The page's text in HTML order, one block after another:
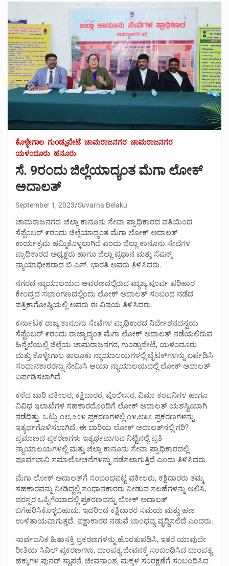
ಕೊಳ್ಳೇಗಾಲ ಗುಂಡ್ಲುಪೇಟೆ ಚಾಮರಾಜನಗರ ಚಾಮರಾಜನಗರ
ಯಳಂದೂರು ಹನೂರು
ಸೆ. 9ರಂದು ಜಿಲ್ಲೆಯಾದ್ಯಂತ ಮೆಗಾ ಲೋಕ್
ಅದಾಲತ್
September 1, 2023 Suvarna Belaku
ಚಾಮರಾಜನಗರ: ಜಿಲ್ಲಾ ಕಾನೂನು ಸೇವಾ ಪ್ರಾಧಿಕಾರದ ವತಿಯಿಂದ
ಸೆಪ್ಟೆಂಬರ್ ೯ರಂದು ಜಿಲ್ಲೆಯಾದ್ಯಂತ ಮೆಗಾ ಲೋಕ್ ಅದಾಲತ್
ಕಾರ್ಯಕ್ರಮ ಹಮ್ಮಿಕೊಳ್ಳಲಾಗಿದೆ ಎಂದು ಜಿಲ್ಲಾ ಕಾನೂನು ಸೇವೆಗಳ
ಪ್ರಾಧಿಕಾರದ ಅಧ್ಯಕ್ಷರು ಹಾಗೂ ಜಿಲ್ಲಾ ಪ್ರಧಾನ ಮತ್ತು ಸೆಷನ್ಸ್
ನ್ಯಾಯಾಧೀಶರಾದ ಬಿ.ಎಸ್. ಭಾರತಿ ಅವರು ತಿಳಿಸಿದರು.
ನಗರದ ನ್ಯಾಯಾಲಯದ ಆವರಣದಲ್ಲಿರುವ ವ್ಯಾಜ್ಯ ಪೂರ್ವ ಪರಿಹಾರ
ಕೇಂದ್ರದ ಸಭಾಂಗಣದಲ್ಲಿಂದು ಲೋಕ್ ಅದಾಲತ್ ಸಂಬಂಧ ನಡೆದ
ಪತ್ರಿಕಾಗೋಷ್ಠಿಯಲ್ಲಿ ಅವರು ಈ ವಿಷಯ ತಿಳಿಸಿದರು.
ಕರ್ನಾಟಕ ರಾಜ್ಯ ಕಾನೂನು ಸೇವೆಗಳ ಪ್ರಾಧಿಕಾರದ ನಿರ್ದೇಶನದನ್ವಯ
ಸೆಪ್ಟೆಂಬರ್ ೯ರಂದು ರಾಜ್ಯಾದ್ಯಂತ ಮೆಗಾ ಲೋಕ್ ಅದಾಲತ್ ನಡೆಯಲಿರುವ
ಹಿನ್ನೆಲೆಯಲ್ಲಿ ಜಿಲ್ಲೆಯ ಚಾಮರಾಜನಗರ, ಗುಂಡ್ಲುಪೇಟೆ, ಯಳಂದೂರು
ಮತ್ತು ಕೊಳ್ಳೇಗಾಲ ತಾಲೂಕು ನ್ಯಾಯಾಲಯಗಳಲ್ಲಿ ಬೈಟಕ್‌ಗಳನ್ನು ಏರ್ಪಡಿಸಿ
ಸಂಧಾನಕಾರರನ್ನು ನೇಮಿಸಿ ಆಯಾ ನ್ಯಾಯಾಲಯದಲ್ಲಿ ಲೋಕ್ ಅದಾಲತ್
ಏರ್ಪಡಿಸಲಾಗಿದೆ.
ಕಳೆದ ಬಾರಿ ವಕೀಲರ, ಕಕ್ಷಿದಾರರ, ಪೊಲೀಸರ, ವಿಮಾ ಕಂಪನಿಗಳ ಹಾಗೂ
ವಿವಿಧ ಇಲಾಖೆಗಳ ಸಹಕಾರದೊಂದಿಗೆ ಲೋಕ್ ಅದಾಲತ್ ಯಶಸ್ವಿಯಾಗಿ
ನಡೆದಿತ್ತು. ಒಟ್ಟು ೧೮,೨೨೪ ಪ್ರಕರಣಗಳಲ್ಲಿ ೧೪,೮೩೭ ಪ್ರಕರಣಗಳನ್ನು
ಇತ್ಯರ್ಥಗೊಳಿಸಲಾಗಿದೆ. ಈ ಬಾರಿಯ ಲೋಕ್ ಅದಾಲತ್‌ನಲ್ಲಿ ಗರಿ?
ಪ್ರಮಾಣದ ಪ್ರಕರಣಗಳು ಇತ್ಯರ್ಥವಾಗುವ ನಿಟ್ಟಿನಲ್ಲಿ ಪ್ರತಿ
ನ್ಯಾಯಾಲಯಗಳಲ್ಲಿ ಮತ್ತು ಜಿಲ್ಲಾ ಕಾನೂನು ಸೇವಾ ಪ್ರಾಧಿಕಾರದಲ್ಲಿ
ಪೂರ್ವಭಾವಿ ಸಮಾಲೋಚನೆಗಳನ್ನು ನಡೆಸಲಾಗುತ್ತಿದೆ ಎಂದು ತಿಳಿಸಿದರು.
ಮೆಗಾ ಲೋಕ್ ಅದಾಲತ್‌ಗೆ ಸಂಬಂಧಪಟ್ಟ ವಕೀಲರು, ಕಕ್ಷಿದಾರರು ತಮ್ಮ
ಸಹಕಾರವನ್ನು ನೀಡಿದ್ದಲ್ಲಿ ಸಂಧಾನಕಾರರು ನೀಡುವ ಸಲಹೆಗಳನ್ನು ಆಲಿಸಿ,
ಪರಸ್ಪರ ಒಪ್ಪಿಗೆಯಾದಲ್ಲಿ ಪ್ರಕರಣವನ್ನು ಲೋಕ್ ಅದಾಲತ್
ಬಗೆಹರಿಸಿಕೊಳ್ಳಬಹುದು. ಇದರಿಂದ ಕಕ್ಷಿದಾರರ ಸಮಯ ಮತ್ತು ಹಣ
ಉಳಿತಾಯವಾಗುತ್ತದೆ. ಪಕ್ಷಾಕಾರರ ನಡುವೆ ಬಾಂಧವ್ಯ ವೃದ್ದಿಸಲಿದೆ ಎಂದರು.
ಸಾರ್ವಜನಿಕ ಹಿತಾಸಕ್ತಿ ಪ್ರಕರಣಗಳನ್ನು ಹೊರತುಪಡಿಸಿ, ಇತರೆ ಯಾವುದೇ
ರೀತಿಯ ಸಿವಿಲ್ ಪ್ರಕರಣಗಳು, ದಾಂಪತ್ಯ ಜೀವನಕ್ಕೆ ಸಂಬಂಧಿಸಿದ ದಾಂಪತ್ಯ
ಹಕ್ಕುಗಳ ಪುನರ್ ಸ್ಥಾಪನೆ, ಜೀವನಾಂಶ, ಮಕ್ಕಳ ಸಂರಕ್ಷಣೆಗೆ ಸಂಬಂಧಿಸಿದ